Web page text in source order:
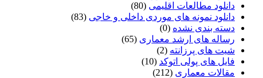
دانلود مطالعات اقلیمی (80)
دانلود نمونه های موردی داخلی و خاجی (83)
دسته بندی نشده (0)
رساله های ارشد معماری (65)
شیت های پرزانته (2)
فایل های پولی اتوکد (10)
مقالات معماری (212)